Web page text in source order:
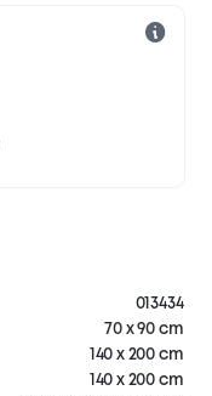
013434
70 x 90 cm
140 x 200 cm
140 x 200 cm